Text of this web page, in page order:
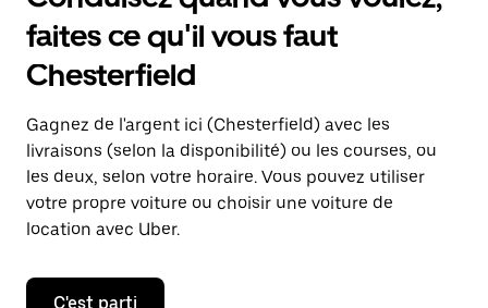
faites ce qu'il vous faut
Chesterfield
Gagnez de l'argent ici (Chesterfield) avec les
livraisons (selon la disponibilité) ou les courses, ou
les deux, selon votre horaire. Vous pouvez utiliser
votre propre voiture ou choisir une voiture de
location avec Uber.
C'est parti